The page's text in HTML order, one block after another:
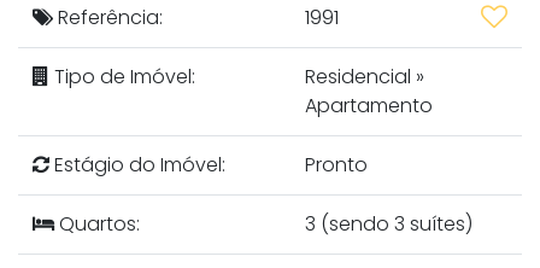
Referência: 1991
Tipo de Imóvel: Residencial »
Apartamento
Estágio do Imóvel: Pronto
Quartos: 3 (sendo 3 suítes)